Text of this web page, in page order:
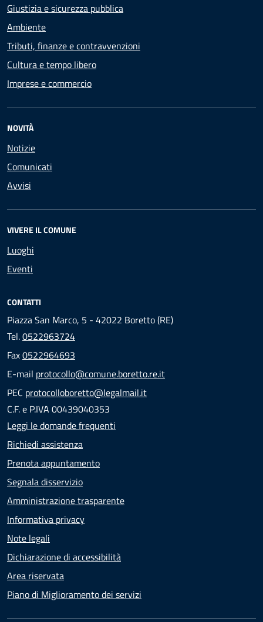
Giustizia e sicurezza pubblica
Ambiente
Tributi, finanze e contravvenzioni
Cultura e tempo libero
Imprese e commercio
NOVITÀ
Notizie
Comunicati
Avvisi
VIVERE IL COMUNE
Luoghi
Eventi
CONTATTI
Piazza San Marco, 5 - 42022 Boretto (RE)
Tel.0522963724
Fax0522964693
E-mail protocollo@comune.boretto.re.it
PEC protocolloboretto@legalmail.it
C.F. e P.IVA 00439040353
Leggi le domande frequenti
Richiedi assistenza
Prenota appuntamento
Segnala disservizio
Amministrazione trasparente
Informativa privacy
Note legali
Dichiarazione di accessibilità
Area riservata
Piano di Miglioramento dei servizi